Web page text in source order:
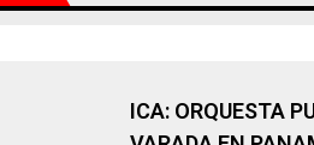
ICA: ORQUESTA